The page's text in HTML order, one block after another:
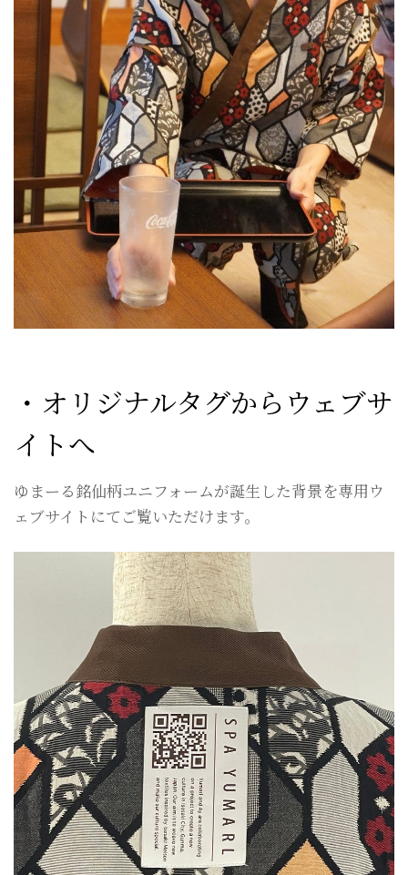
・オリジナルタグからウェブサ
イトへ
ゆまーる銘仙柄ユニフォームが誕生した背景を専用ウ
ェブサイトにてご覧いただけます。